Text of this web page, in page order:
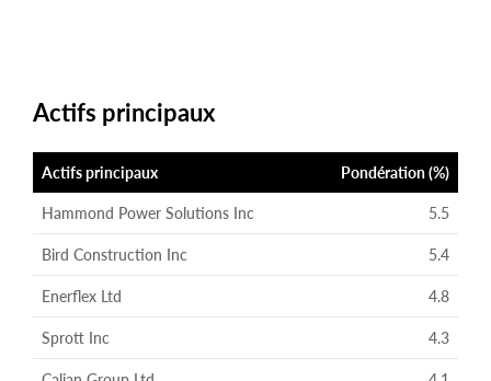
Actifs principaux
Actifs principaux Pondération (%)
Hammond Power Solutions Inc 5.5
Bird Construction Inc 5.4
Enerflex Ltd 4.8
Sprott Inc 4.3